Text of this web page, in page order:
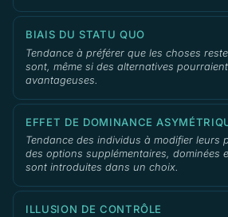
BIAIS DU STATU QUO
Tendance à préférer que les choses
sont, même si des alternatives
avantageuses.
EFFET DE DOMINANCE
Tendance des individus à modifier leurs
des options supplémentaires, dominées
sont introduites dans un choix.
ILLUSION DE CONTRÔLE